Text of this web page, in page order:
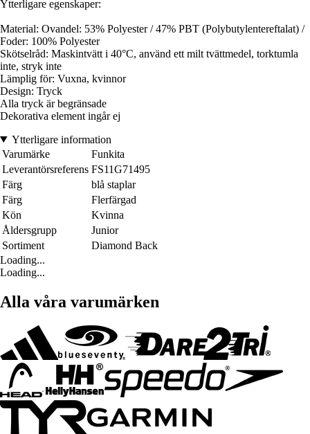
Ytterligare egenskaper:
Material: Ovandel: 53% Polyester / 47% PBT (Polybutylentereftalat) /
Foder: 100% Polyester
Skötselråd: Maskintvätt i 40°C, använd ett milt tvättmedel, torktumla
inte, stryk inte
Lämplig för: Vuxna, kvinnor
Design: Tryck
Alla tryck är begränsade
Dekorativa element ingår ej
Ytterligare information
Varumärke
Funkita
Leverantörsreferens FS11G71495
Färg
blå staplar
Färg
Flerfärgad
Kön
Kvinna
Åldersgrupp
Junior
Sortiment
Diamond Back
Loading...
Loading...
Alla våra varumärken